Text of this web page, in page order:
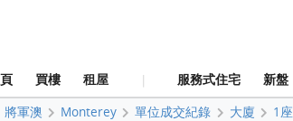
買樓 租屋 | 服務式住宅 新盤
將軍澳 Monterey 單位成交紀錄 大廈 1座